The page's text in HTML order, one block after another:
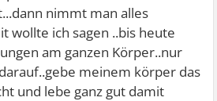
nimmt man alles
wollte ich sagen ..bis heute
am ganzen Körper..nur
meinem körper das
und lebe ganz gut damit